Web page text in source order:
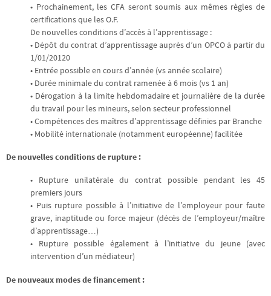
• Prochainement, les CFA seront soumis aux mêmes règles de
certifications que les O.F.
De nouvelles conditions d’accès à l’apprentissage :
• Dépôt du contrat d’apprentissage auprès d’un OPCO à partir du
1/01/20120
• Entrée possible en cours d’année (vs année scolaire)
• Durée minimale du contrat ramenée à 6 mois (vs 1 an)
• Dérogation à la limite hebdomadaire et journalière de la durée
du travail pour les mineurs, selon secteur professionnel
• Compétences des maîtres d’apprentissage définies par Branche
• Mobilité internationale (notamment européenne) facilitée
De nouvelles conditions de rupture :
• Rupture unilatérale du contrat possible pendant les 45
premiers jours
• Puis rupture possible à l’initiative de l’employeur pour faute
grave, inaptitude ou force majeur (décès de l’employeur/maître
d’apprentissage…)
• Rupture possible également à l’initiative du jeune (avec
intervention d’un médiateur)
De nouveaux modes de financement :